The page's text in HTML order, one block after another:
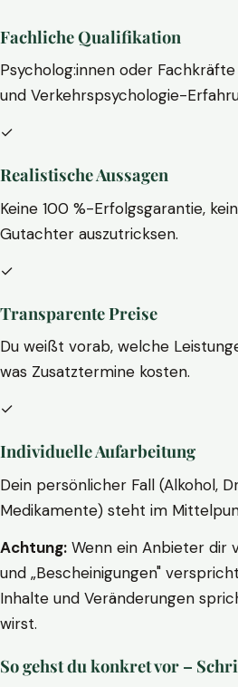
Fachliche Qualifikation
Psycholog:innen oder
und Verkehrspsychologie-
✓
Realistische Aussagen
Keine 100 %-Erfolgsgarantie,
Gutachter auszutricksen.
✓
Transparente Preise
Du weißt vorab, welche
was Zusatztermine kosten.
✓
Individuelle Aufarbeitung
Dein persönlicher Fall (Alkohol,
Medikamente) steht im
Achtung: Wenn ein Anbieter dir
und „Bescheinigungen"
Inhalte und Veränderungen
wirst.
So gehst du konkret vor –